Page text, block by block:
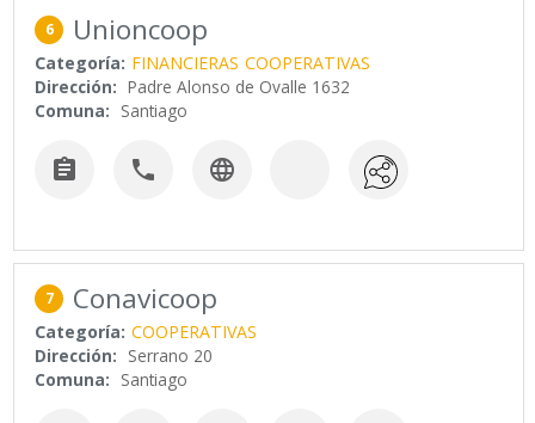
6 Unioncoop
Categoría: FINANCIERAS COOPERATIVAS
Dirección: Padre Alonso de Ovalle 1632
Comuna: Santiago
  
7 Conavicoop
Categoría: COOPERATIVAS
Dirección: Serrano 20
Comuna: Santiago